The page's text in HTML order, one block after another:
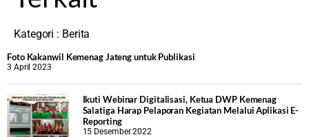
Kategori : Berita
Foto Kakanwil Kemenag Jateng untuk Publikasi
3 April 2023
Ikuti Webinar Digitalisasi, Ketua DWP Kemenag
Salatiga Harap Pelaporan Kegiatan Melalui Aplikasi E-
Reporting
15 Desember 2022